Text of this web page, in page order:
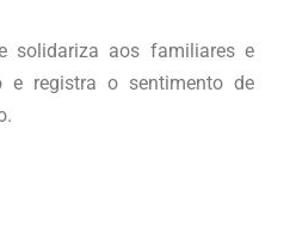
solidariza aos familiares e
e registra o sentimento de